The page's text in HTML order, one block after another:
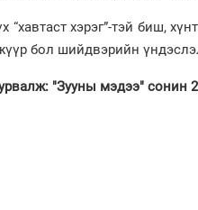
“хавтаст хэрэг”-тэй биш,
бол шийдвэрийн
"Зууны мэдээ"